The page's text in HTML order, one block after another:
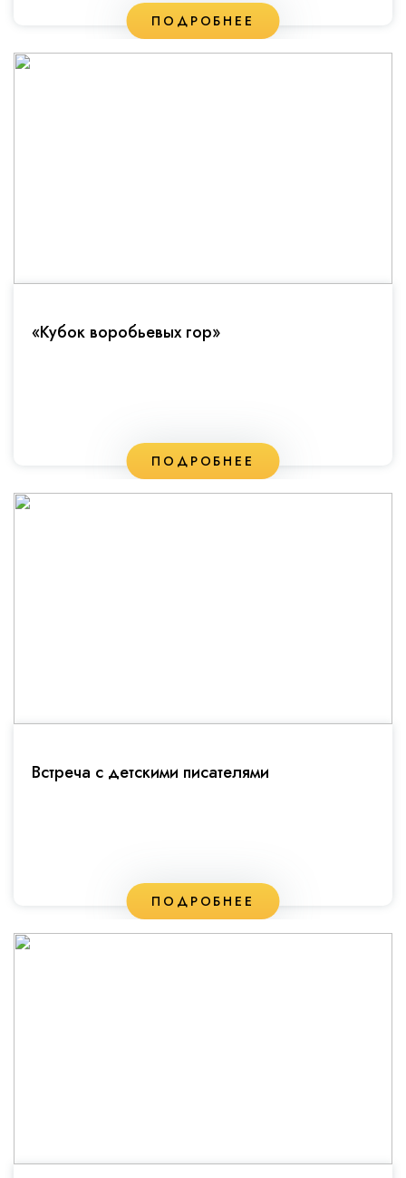
ПОДРОБНЕЕ
«Кубок воробьевых гор»
ПОДРОБНЕЕ
Встреча с детскими писателями
ПОДРОБНЕЕ